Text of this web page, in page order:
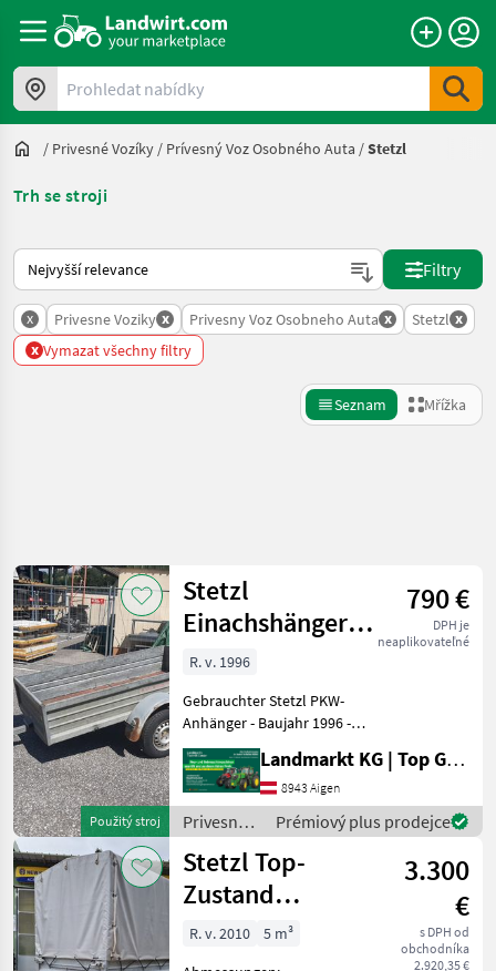
Prohledat nabídky
/ Privesné Vozíky / Prívesný Voz Osobného Auta /Stetzl
Trh se stroji
Takto se řadí nabídky na Landwirt.com
Filtry
x Privesne Voziky x Privesny Voz Osobneho Auta x Stetzl x
x Vymazat všechny filtry
Seznam Mřížka
Kategorie 4 Země
AKTUÁLNÍ
CESTA
poľnohospodárska
technika
Privesne
Voziky
Privesny
Voz
Osobneho
Auta
VYBRAT
KATEGORII
Obnovit
Zobrazit
výsledků
Použitý stroj
Stetzl
Einachshänger
230U
790 €
DPH je
neaplikovateľné
R. v. 1996
Gebrauchter Stetzl PKW-
Anhänger - Baujahr 1996 -
KEINE PAPIERE - Ladefläche
L 2300 x B 1100 x H 400mm -
Ungebremst - Stahl Počet
hriadeľov: Jednoosový, , :
Pr
Landmarkt KG | Top Gebrauchtmaschinen Zentrum
8943 Aigen
Privesné
vozíky /
Stetzl
Prémiový plus prodejce
Stetzl Top-
Zustand
Tandem-
Anhänger
3.300
€
s DPH od
obchodníka
2.920,35 €
R. v. 2010
5 m³